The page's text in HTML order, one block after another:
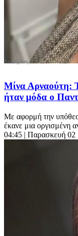
Μίνα Αρναούτη:
ήταν μόδα ο
Με αφορμή την
έκανε μια οργισμένη
04:45 | Παρασκευή 02